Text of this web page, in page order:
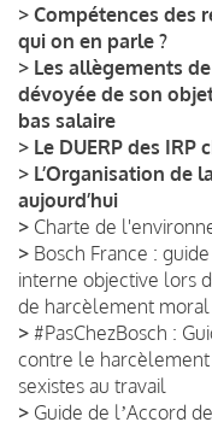
> Compétences des
qui on en parle ?
> Les allègements
dévoyée de son
bas salaire
> Le DUERP des IRP
> L’Organisation de
aujourd’hui
> Charte de
> Bosch France :
interne objective lors
de harcèlement
> #PasChezBosch :
contre le
sexistes au travail
> Guide de lʼAccord